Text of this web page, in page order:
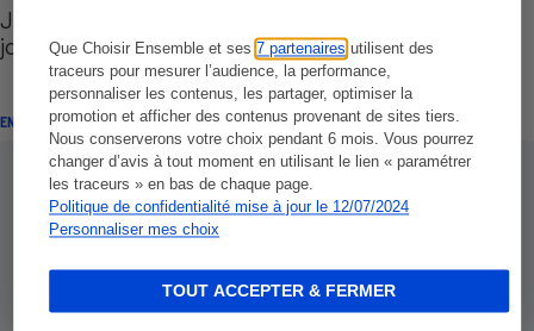
Que Choisir Ensemble et ses7 partenaires utilisent des
traceurs pour mesurer l’audience, la performance,
personnaliser les contenus, les partager, optimiser la
promotion et afficher des contenus provenant de sites tiers.
Nous conserverons votre choix pendant 6 mois. Vous pourrez
changer d’avis à tout moment en utilisant le lien « paramétrer
les traceurs » en bas de chaque page.
Politique de confidentialité mise à jour le 12/07/2024
Personnaliser mes choix
TOUT ACCEPTER & FERMER
Jouets - Les bons réflexes avant d’acheter un
jouet
ENQUÊTE